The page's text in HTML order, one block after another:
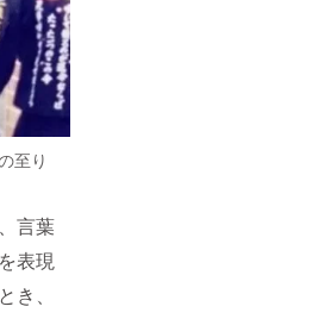
至り
言葉
表現
き、